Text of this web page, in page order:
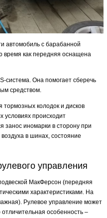
автомобиль с барабанной
время как передняя оснащена
система. Она помогает сберечь
средством.
колодок и дисков
условиях происходит
занос иномарки в сторону при
в шинах, состояние
управления
МакФерсон (передняя
характеристиками. На
Рулевое управление может
особенность –